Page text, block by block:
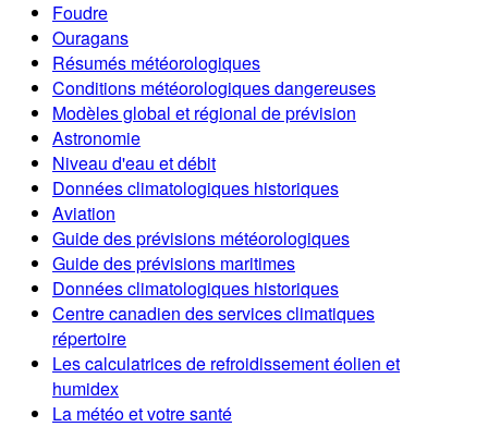
Foudre
Ouragans
Résumés météorologiques
Conditions météorologiques dangereuses
Modèles global et régional de prévision
Astronomie
Niveau d'eau et débit
Données climatologiques historiques
Aviation
Guide des prévisions météorologiques
Guide des prévisions maritimes
Données climatologiques historiques
Centre canadien des services climatiques
répertoire
Les calculatrices de refroidissement éolien et
humidex
La météo et votre santé